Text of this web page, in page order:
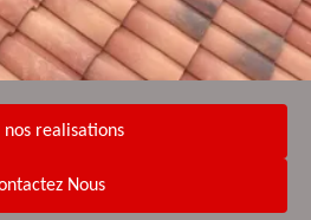
nos realisations
Nous